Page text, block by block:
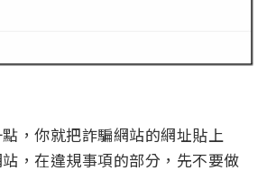
，你就把詐騙網站的網址貼上
，在違規事項的部分，先不要做